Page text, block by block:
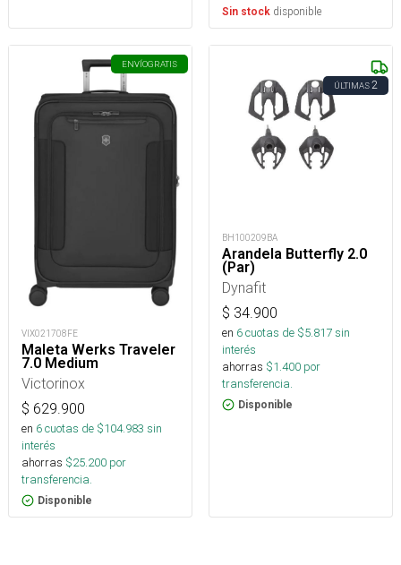
Sin stock disponible
ENVÍOGRATIS
VIX021708FE
Maleta Werks Traveler
7.0 Medium
Victorinox
$ 629.900
en 6cuotas de $104.983 sin
interés
ahorras $25.200 por
transferencia.
Disponible
ÚLTIMAS2
BH100209BA
Arandela Butterfly 2.0
(Par)
Dynafit
$ 34.900
en 6cuotas de $5.817sin
interés
ahorras $1.400 por
transferencia.
Disponible